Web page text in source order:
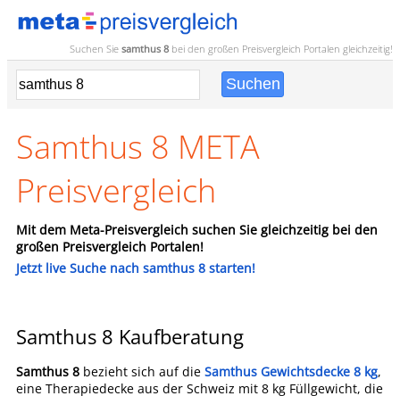
Suchen Sie samthus 8 bei den großen Preisvergleich Portalen gleichzeitig!
Samthus 8 META
Preisvergleich
Mit dem Meta-Preisvergleich suchen Sie gleichzeitig bei den
großen Preisvergleich Portalen!
Jetzt live Suche nach samthus 8 starten!
Samthus 8 Kaufberatung
Samthus 8 bezieht sich auf die Samthus Gewichtsdecke 8 kg,
eine Therapiedecke aus der Schweiz mit 8 kg Füllgewicht, die